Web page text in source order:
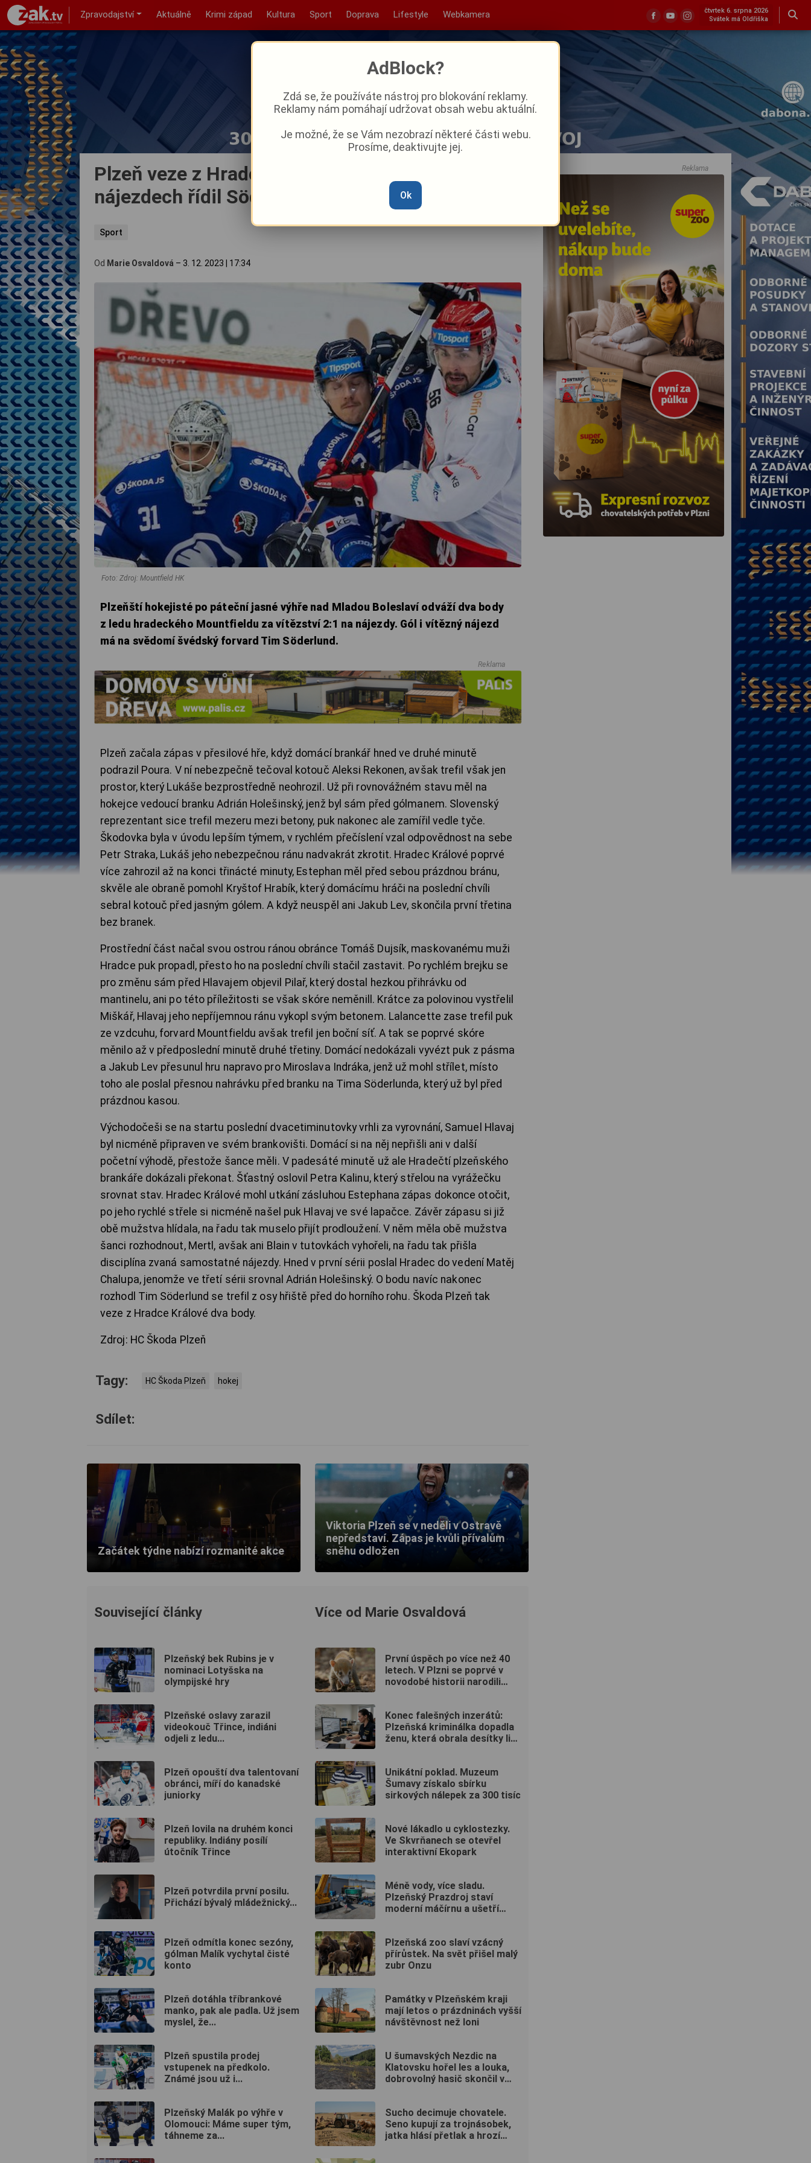
Zpravodajství Aktuálně Krimi západ Kultura Sport Doprava Lifestyle Webkamera
čtvrtek 6. srpna 2026
Svátek má Oldřiška
Plzeň veze z Hradce Králové dva body. Výhru v
nájezdech řídil Söderlund
Sport
Od Marie Osvaldová – 3. 12. 2023 17:34
Foto: Zdroj: Mountfield HK
Plzeňští hokejisté po páteční jasné výhře nad Mladou Boleslaví odváží dva body
z ledu hradeckého Mountfieldu za vítězství 2:1 na nájezdy. Gól i vítězný nájezd
má na svědomí švédský forvard Tim Söderlund.
Reklama
Plzeň začala zápas v přesilové hře, když domácí brankář hned ve druhé minutě
podrazil Poura. V ní nebezpečně tečoval kotouč Aleksi Rekonen, avšak trefil však jen
prostor, který Lukáše bezprostředně neohrozil. Už při rovnovážném stavu měl na
hokejce vedoucí branku Adrián Holešinský, jenž byl sám před gólmanem. Slovenský
reprezentant sice trefil mezeru mezi betony, puk nakonec ale zamířil vedle tyče.
Škodovka byla v úvodu lepším týmem, v rychlém přečíslení vzal odpovědnost na sebe
Petr Straka, Lukáš jeho nebezpečnou ránu nadvakrát zkrotit. Hradec Králové poprvé
více zahrozil až na konci třinácté minuty, Estephan měl před sebou prázdnou bránu,
skvěle ale obraně pomohl Kryštof Hrabík, který domácímu hráči na poslední chvíli
sebral kotouč před jasným gólem. A když neuspěl ani Jakub Lev, skončila první třetina
bez branek.
Prostřední část načal svou ostrou ránou obránce Tomáš Dujsík, maskovanému muži
Hradce puk propadl, přesto ho na poslední chvíli stačil zastavit. Po rychlém brejku se
pro změnu sám před Hlavajem objevil Pilař, který dostal hezkou přihrávku od
mantinelu, ani po této příležitosti se však skóre neměnill. Krátce za polovinou vystřelil
Miškář, Hlavaj jeho nepříjemnou ránu vykopl svým betonem. Lalancette zase trefil puk
ze vzdcuhu, forvard Mountfieldu avšak trefil jen boční síť. A tak se poprvé skóre
měnilo až v předposlední minutě druhé třetiny. Domácí nedokázali vyvézt puk z pásma
a Jakub Lev přesunul hru napravo pro Miroslava Indráka, jenž už mohl střílet, místo
toho ale poslal přesnou nahrávku před branku na Tima Söderlunda, který už byl před
prázdnou kasou.
Východočeši se na startu poslední dvacetiminutovky vrhli za vyrovnání, Samuel Hlavaj
byl nicméně připraven ve svém brankovišti. Domácí si na něj nepřišli ani v další
početní výhodě, přestože šance měli. V padesáté minutě už ale Hradečtí plzeňského
brankáře dokázali překonat. Šťastný oslovil Petra Kalinu, který střelou na vyrážečku
srovnat stav. Hradec Králové mohl utkání zásluhou Estephana zápas dokonce otočit,
po jeho rychlé střele si nicméně našel puk Hlavaj ve své lapačce. Závěr zápasu si již
obě mužstva hlídala, na řadu tak muselo přijít prodloužení. V něm měla obě mužstva
šanci rozhodnout, Mertl, avšak ani Blain v tutovkách vyhořeli, na řadu tak přišla
disciplína zvaná samostatné nájezdy. Hned v první sérii poslal Hradec do vedení Matěj
Chalupa, jenomže ve třetí sérii srovnal Adrián Holešinský. O bodu navíc nakonec
rozhodl Tim Söderlund se trefil z osy hřiště před do horního rohu. Škoda Plzeň tak
veze z Hradce Králové dva body.
Zdroj: HC Škoda Plzeň
Tagy: HC Škoda Plzeň hokej
Sdílet:
Začátek týdne nabízí rozmanité akce
Viktoria Plzeň se v neděli v Ostravě
nepředstaví. Zápas je kvůli přívalům
sněhu odložen
Související články
Plzeňský bek Rubins je v
nominaci Lotyšska na
olympijské hry
Plzeňské oslavy zarazil
videokouč Třince, indiáni
odjeli z ledu...
Plzeň opouští dva talentovaní
obránci, míří do kanadské
juniorky
Plzeň lovila na druhém konci
republiky. Indiány posílí
útočník Třince
Plzeň potvrdila první posilu.
Přichází bývalý mládežnický...
Plzeň odmítla konec sezóny,
gólman Malík vychytal čisté
konto
Plzeň dotáhla tříbrankové
manko, pak ale padla. Už jsem
myslel, že...
Plzeň spustila prodej
vstupenek na předkolo.
Známé jsou už i...
Plzeňský Malák po výhře v
Olomouci: Máme super tým,
táhneme za...
Více od Marie Osvaldová
První úspěch po více než 40
letech. V Plzni se poprvé v
novodobé historii narodili
Konec falešných inzerátů:
Plzeňská kriminálka dopadla
ženu, která obrala desítky lidí
Unikátní poklad. Muzeum
Šumavy získalo sbírku
sirkových nálepek za 300 tisíc
Nové lákadlo u cyklostezky.
Ve Skvrňanech se otevřel
interaktivní Ekopark
Méně vody, více sladu.
Plzeňský Prazdroj staví
moderní máčírnu a ušetří
Plzeňská zoo slaví vzácný
přírůstek. Na svět přišel malý
zubr Onzu
Památky v Plzeňském kraji
mají letos o prázdninách vyšší
návštěvnost než loni
U šumavských Nezdic na
Klatovsku hořel les a louka,
dobrovolný hasič skončil v
Sucho decimuje chovatele.
Seno kupují za trojnásobek,
jatka hlásí přetlak a hrozí
Reklama
AdBlock?
Zdá se, že používáte nástroj pro blokování reklamy.
Reklamy nám pomáhají udržovat obsah webu aktuální.
Je možné, že se Vám nezobrazí některé části webu.
Prosíme, deaktivujte jej.
Ok